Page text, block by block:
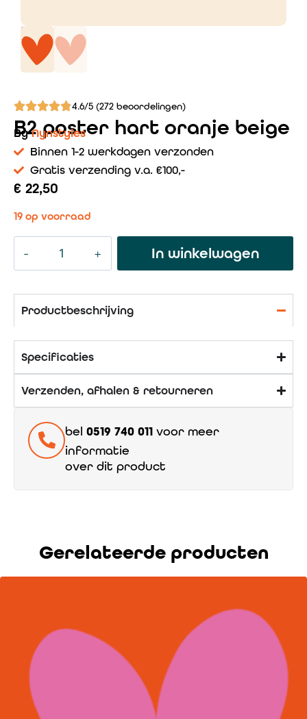
4.6/5 (272 beoordelingen)
B2 poster hart oranje beige
ByNynstyles
Binnen 1-2 werkdagen verzonden
Gratis verzending v.a. €100,-
€ 22,50
19 op voorraad
In winkelwagen
Productbeschrijving
Specificaties
Verzenden, afhalen & retourneren
bel 0519 740 011 voor meer
informatie
over dit product
Gerelateerde producten